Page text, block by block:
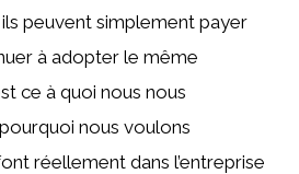
peuvent simplement payer
à adopter le même
ce à quoi nous nous
nous voulons
réellement dans l’entreprise